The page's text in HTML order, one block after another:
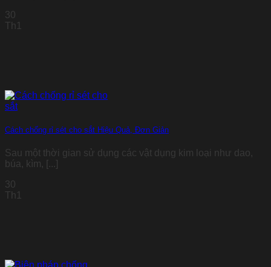
30
Th1
Cách chống rỉ sét cho sắt Hiệu Quả, Đơn Giản
Sau một thời gian sử dụng các vật dụng kim loại như dao,
búa, kìm, [...]
30
Th1